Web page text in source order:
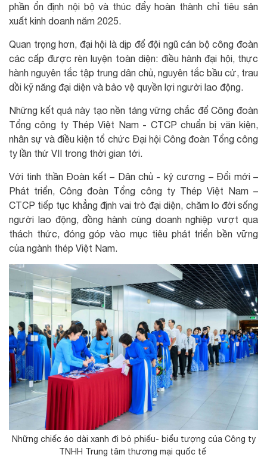
phần ổn định nội bộ và thúc đẩy hoàn thành chỉ tiêu sản
xuất kinh doanh năm 2025.
Quan trọng hơn, đại hội là dịp để đội ngũ cán bộ công đoàn
các cấp được rèn luyện toàn diện: điều hành đại hội, thực
hành nguyên tắc tập trung dân chủ, nguyên tắc bầu cử, trau
dồi kỹ năng đại diện và bảo vệ quyền lợi người lao động.
Những kết quả này tạo nền tảng vững chắc để Công đoàn
Tổng công ty Thép Việt Nam - CTCP chuẩn bị văn kiện,
nhân sự và điều kiện tổ chức Đại hội Công đoàn Tổng công
ty lần thứ VII trong thời gian tới.
Với tinh thần Đoàn kết – Dân chủ - kỷ cương – Đổi mới –
Phát triển, Công đoàn Tổng công ty Thép Việt Nam –
CTCP tiếp tục khẳng định vai trò đại diện, chăm lo đời sống
người lao động, đồng hành cùng doanh nghiệp vượt qua
thách thức, đóng góp vào mục tiêu phát triển bền vững
của ngành thép Việt Nam.
Những chiếc áo dài xanh đi bỏ phiếu- biểu tượng của Công ty
TNHH Trung tâm thương mại quốc tế